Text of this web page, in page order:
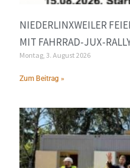
NIEDERLINXWEILER
MIT FAHRRAD-JUX-
Montag, 3. August 2026
Zum Beitrag »